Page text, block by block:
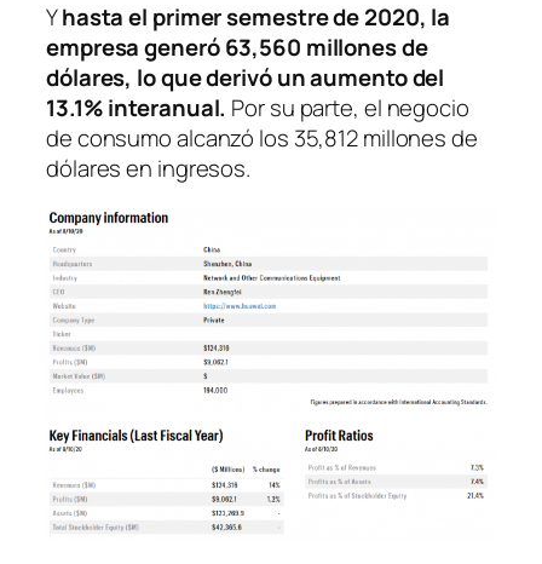
Yhasta el primer semestre de 2020, la
empresa generó 63,560 millones de
dólares, lo que derivó un aumento del
13.1% interanual. Por su parte, el negocio
de consumo alcanzó los 35,812 millones de
dólares en ingresos.